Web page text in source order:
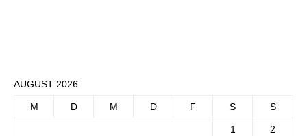
AUGUST 2026
M D M D F S S
1 2